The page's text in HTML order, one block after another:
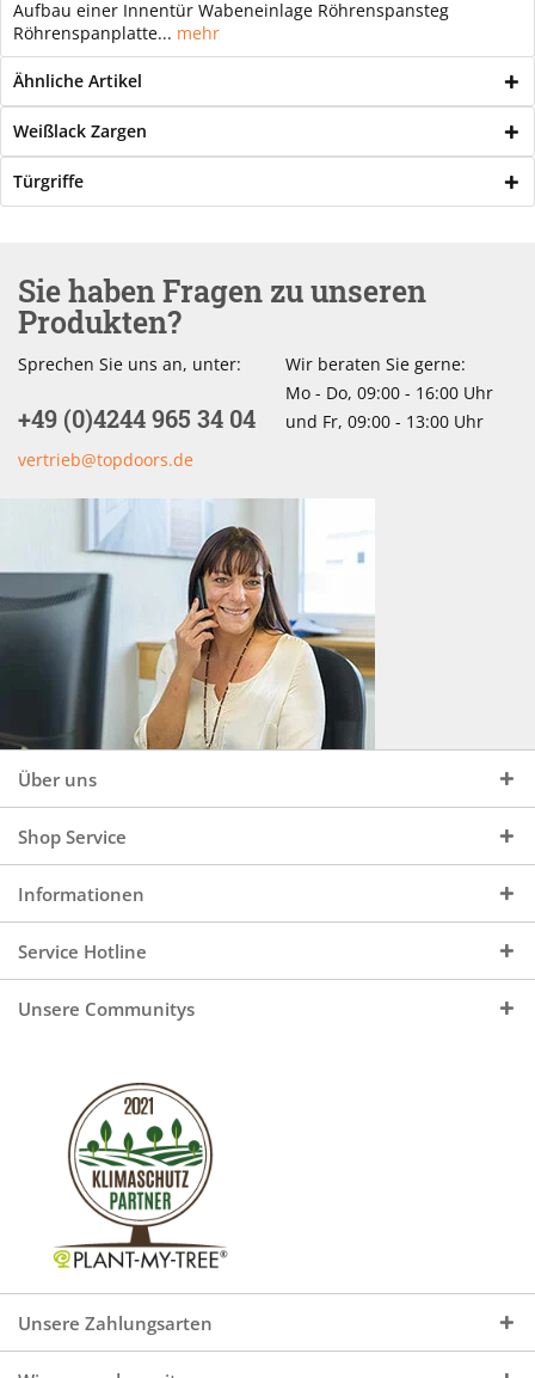
Aufbau einer Innentür Wabeneinlage Röhrenspansteg
Röhrenspanplatte... mehr
Ähnliche Artikel
Weißlack Zargen
Türgriffe
Sie haben Fragen zu unseren
Produkten?
Sprechen Sie uns an, unter:
+49 (0)4244 965 34 04
vertrieb@topdoors.de
Wir beraten Sie gerne:
Mo - Do, 09:00 - 16:00 Uhr
und Fr, 09:00 - 13:00 Uhr
Über uns
Shop Service
Informationen
Service Hotline
Unsere Communitys
Unsere Zahlungsarten